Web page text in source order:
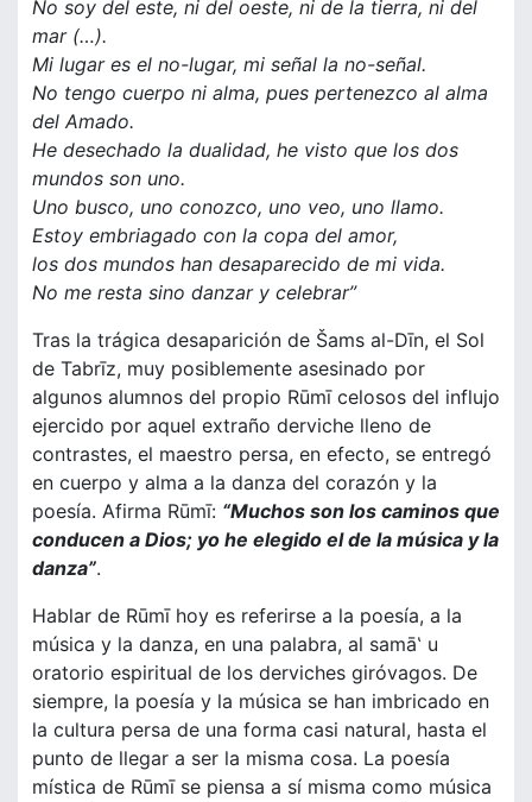
No soy del este, ni del oeste, ni de la tierra, ni del
mar (…).
Mi lugar es el no-lugar, mi señal la no-señal.
No tengo cuerpo ni alma, pues pertenezco al alma
del Amado.
He desechado la dualidad, he visto que los dos
mundos son uno.
Uno busco, uno conozco, uno veo, uno llamo.
Estoy embriagado con la copa del amor,
los dos mundos han desaparecido de mi vida.
No me resta sino danzar y celebrar”
Tras la trágica desaparición de Šams al-Dīn, el Sol
de Tabrīz, muy posiblemente asesinado por
algunos alumnos del propio Rūmī celosos del influjo
ejercido por aquel extraño derviche lleno de
contrastes, el maestro persa, en efecto, se entregó
en cuerpo y alma a la danza del corazón y la
poesía. Afirma Rūmī: “Muchos son los caminos que
conducen a Dios; yo he elegido el de la música y la
danza”.
Hablar de Rūmī hoy es referirse a la poesía, a la
música y la danza, en una palabra, al samā‛ u
oratorio espiritual de los derviches giróvagos. De
siempre, la poesía y la música se han imbricado en
la cultura persa de una forma casi natural, hasta el
punto de llegar a ser la misma cosa. La poesía
mística de Rūmī se piensa a sí misma como música